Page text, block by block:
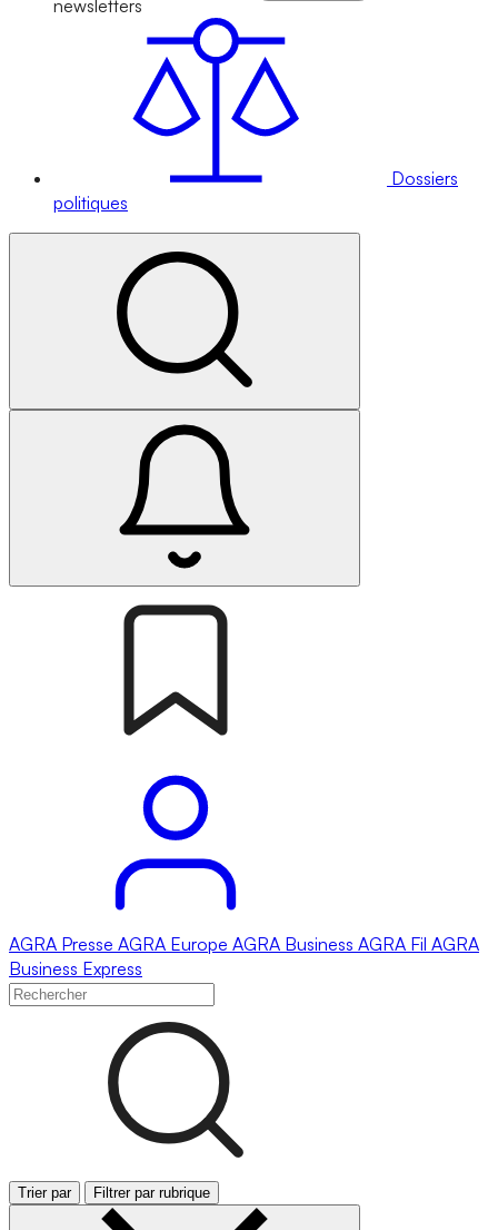
newsletters
Dossiers
politiques
AGRA Presse AGRA Europe AGRA Business AGRA Fil AGRA
Business Express
Trier par Filtrer par rubrique